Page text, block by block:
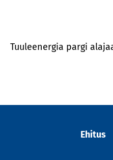
Tuuleenergia pargi
Ehitus